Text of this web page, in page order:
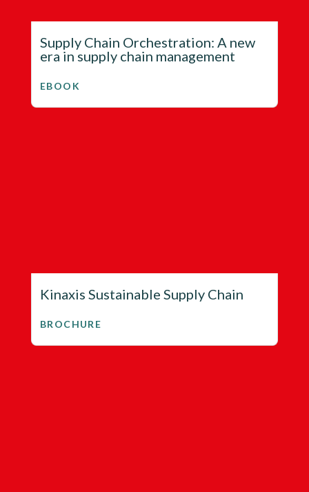
Supply Chain Orchestration: A new
era in supply chain management
EBOOK
Kinaxis Sustainable Supply Chain
BROCHURE